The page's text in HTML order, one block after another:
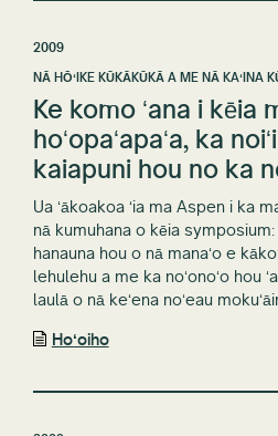
2009
NĀ HŌʻIKE KŪKĀKŪKĀ A ME NĀ KAʻINA
Ke komo ʻana i kēia
hoʻopaʻapaʻa, ka
kaiapuni hou no ka
Ua ʻākoakoa ʻia ma Aspen i ka
nā kumuhana o kēia symposium:
hanauna hou o nā manaʻo e
lehulehu a me ka noʻonoʻo hou
laulā o nā keʻena noʻeau
Hoʻoiho